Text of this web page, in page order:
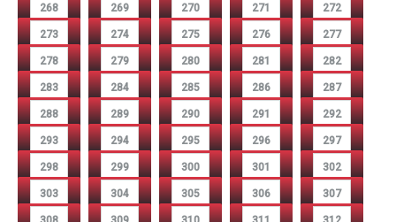
268 269 270 271 272
273 274 275 276 277
278 279 280 281 282
283 284 285 286 287
288 289 290 291 292
293 294 295 296 297
298 299 300 301 302
303 304 305 306 307